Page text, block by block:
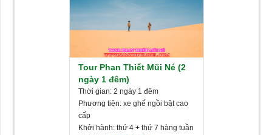
Tour Phan Thiết Mũi Né (2
ngày 1 đêm)
Thời gian: 2 ngày 1 đêm
Phương tiện: xe ghế ngồi bật cao
cấp
Khởi hành: thứ 4 + thứ 7 hàng tuần